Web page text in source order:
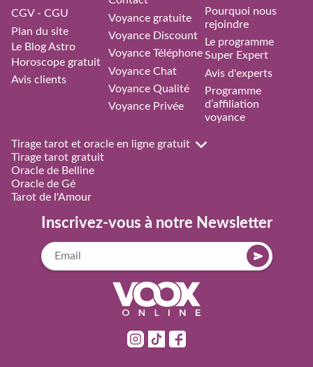
CGV - CGU
Plan du site
Le Blog Astro
Horoscope gratuit
Avis clients
Voyance gratuite
Voyance Discount
Voyance Téléphone
Voyance Chat
Voyance Qualité
Voyance Privée
Pourquoi nous
rejoindre
Le programme
Super Expert
Avis d'experts
Programme
d’affiliation
voyance
Tirage tarot et oracle en ligne gratuit
Tirage tarot gratuit
Oracle de Belline
Oracle de Gé
Tarot de l'Amour
Inscrivez-vous à notre Newsletter